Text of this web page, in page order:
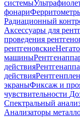
системы
фонари
Радиационный
Аксессуары для
проведения
рентгеновские
машины
действия
действия
экраныФиксаж и
чувствительности
Спектральный
Анализаторы